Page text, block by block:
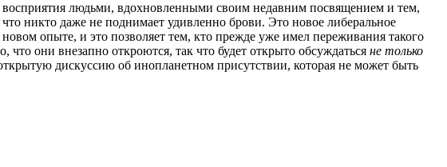
людьми, вдохновленными своим недавним посвящением и тем,
никто даже не поднимает удивленно брови. Это новое либеральное
опыте, и это позволяет тем, кто прежде уже имел переживания такого
что они внезапно откроются, так что будет открыто обсуждаться не только
дискуссию об инопланетном присутствии, которая не может быть